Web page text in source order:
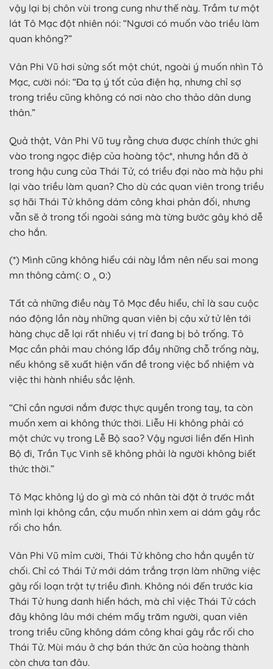
vậy lại bị chôn vùi trong cung như thế này. Trầm tư một
lát Tô Mạc đột nhiên nói: “Ngươi có muốn vào triều làm
quan không?”
Vân Phi Vũ hơi sửng sốt một chút, ngoài ý muốn nhìn Tô
Mạc, cười nói: “Đa tạ ý tốt của điện hạ, nhưng chỉ sợ
trong triều cũng không có nơi nào cho thảo dân dung
thân.”
Quả thật, Vân Phi Vũ tuy rằng chưa được chính thức ghi
vào trong ngọc điệp của hoàng tộc*, nhưng hắn đã ở
trong hậu cung của Thái Tử, có triều đại nào mà hậu phi
lại vào triều làm quan? Cho dù các quan viên trong triều
sợ hãi Thái Tử không dám công khai phản đối, nhưng
vẫn sẽ ở trong tối ngoài sáng mà từng bước gây khó dễ
cho hắn.
(*) Mình cũng không hiểu cái này lắm nên nếu sai mong
mn thông cảm(: ౦ ‸ ౦:)
Tất cả những điều này Tô Mạc đều hiểu, chỉ là sau cuộc
náo động lần này những quan viên bị cậu xử tử lên tới
hàng chục dễ lại rất nhiều vị trí đang bị bỏ trống. Tô
Mạc cần phải mau chóng lấp đầy những chỗ trống này,
nếu không sẽ xuất hiện vấn đề trong việc bổ nhiệm và
việc thi hành nhiều sắc lệnh.
“Chỉ cần ngươi nắm được thực quyền trong tay, ta còn
muốn xem ai không thức thời. Liễu Hi không phải có
một chức vụ trong Lễ Bộ sao? Vậy ngươi liền đến Hình
Bộ đi, Trần Tục Vinh sẽ không phải là người không biết
thức thời.”
Tô Mạc không lý do gì mà có nhân tài đặt ở trước mắt
mình lại không cần, cậu muốn nhìn xem ai dám gây rắc
rối cho hắn.
Vân Phi Vũ mỉm cười, Thái Tử không cho hắn quyền từ
chối. Chỉ có Thái Tử mới dám trắng trợn làm những việc
gây rối loạn trật tự triều đình. Không nói đến trước kia
Thái Tử hung danh hiển hách, mà chỉ việc Thái Tử cách
đây không lâu mới chém mấy trăm người, quan viên
trong triều cũng không dám công khai gây rắc rối cho
Thái Tử. Mùi máu ở chợ bán thức ăn của hoàng thành
còn chưa tan đâu.